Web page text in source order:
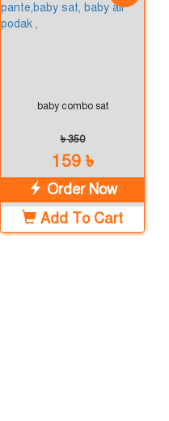
baby combo sat
৳ 350
159 ৳
Order Now
Add To Cart